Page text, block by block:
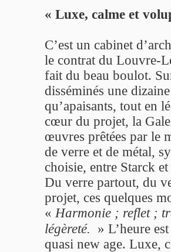
« Luxe, calme et
C’est un cabinet
le contrat du Louvre-
fait du beau boulot.
disséminés une
qu’apaisants, tout en
cœur du projet, la
œuvres prêtées par le
de verre et de métal,
choisie, entre Starck
Du verre partout, du
projet, ces quelques
« Harmonie ; reflet ;
légèreté. » L’heure
quasi new age. Luxe,